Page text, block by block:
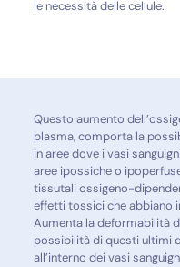
le necessità delle cellule.
Questo aumento
plasma, comporta la
in aree dove i vasi
aree ipossiche o
tissutali ossigeno-
effetti tossici che abbiano
Aumenta la deformabilità
possibilità di questi ultimi
all’interno dei vasi